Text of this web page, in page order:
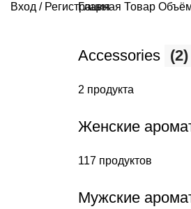
Вход / Регистрация
Главная Товар
Accessories (2)
2 продукта
Женские
117 продуктов
Мужские